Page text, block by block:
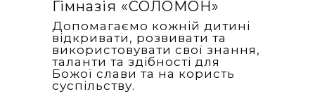
Гімназія «‎СОЛОМОН»
Допомагаємо кожній дитині
відкривати, розвивати та
використовувати свої знання,
таланти та здібності для
Божої слави та на користь
суспільству.